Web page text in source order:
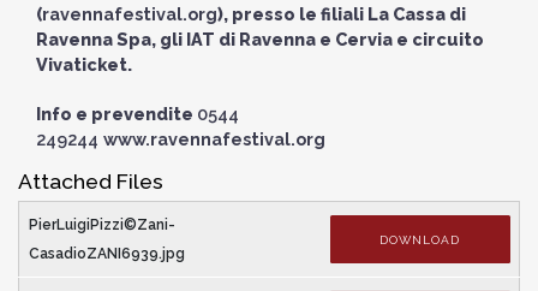
(ravennafestival.org), presso le filiali La Cassa di
Ravenna Spa, gli IAT di Ravenna e Cervia e circuito
Vivaticket.
Info e prevendite 0544
249244 www.ravennafestival.org
Attached Files
PierLuigiPizzi©Zani-
CasadioZANI6939.jpg
DOWNLOAD